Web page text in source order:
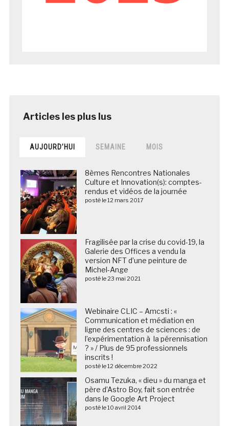
AUJOURD’HUI SEMAINE MOIS
8èmes Rencontres Nationales
Culture et Innovation(s): comptes-
rendus et vidéos de la journée
posté le 12 mars 2017
Fragilisée par la crise du covid-19, la
Galerie des Offices a vendu la
version NFT d’une peinture de
Michel-Ange
posté le 23 mai 2021
Webinaire CLIC – Amcsti : «
Communication et médiation en
ligne des centres de sciences : de
l’expérimentation à la pérennisation
? » / Plus de 95 professionnels
inscrits !
posté le 12 décembre 2022
Osamu Tezuka, « dieu » du manga et
père d’Astro Boy, fait son entrée
dans le Google Art Project
posté le 10 avril 2014